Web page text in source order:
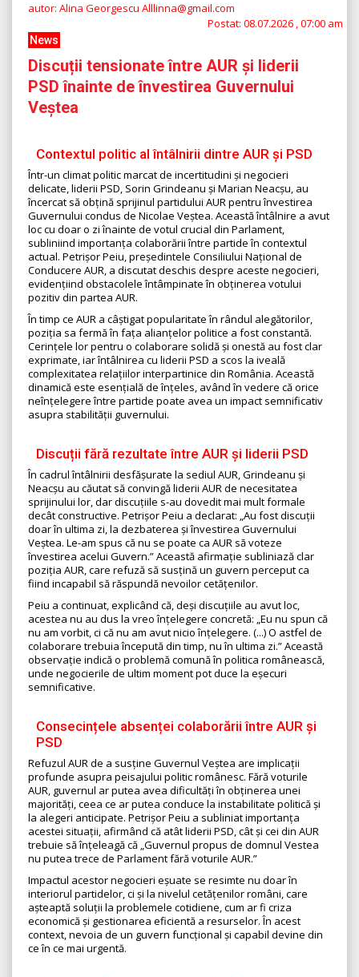
autor: Alina Georgescu Alllinna@gmail.com
Postat: 08.07.2026 , 07:00 am
News
Discuții tensionate între AUR și liderii
PSD înainte de învestirea Guvernului
Veștea
Contextul politic al întâlnirii dintre AUR și PSD
Într-un climat politic marcat de incertitudini și negocieri
delicate, liderii PSD, Sorin Grindeanu și Marian Neacșu, au
încercat să obțină sprijinul partidului AUR pentru învestirea
Guvernului condus de Nicolae Veștea. Această întâlnire a avut
loc cu doar o zi înainte de votul crucial din Parlament,
subliniind importanța colaborării între partide în contextul
actual. Petrișor Peiu, președintele Consiliului Național de
Conducere AUR, a discutat deschis despre aceste negocieri,
evidențiind obstacolele întâmpinate în obținerea votului
pozitiv din partea AUR.
În timp ce AUR a câștigat popularitate în rândul alegătorilor,
poziția sa fermă în fața alianțelor politice a fost constantă.
Cerințele lor pentru o colaborare solidă și onestă au fost clar
exprimate, iar întâlnirea cu liderii PSD a scos la iveală
complexitatea relațiilor interpartinice din România. Această
dinamică este esențială de înțeles, având în vedere că orice
neînțelegere între partide poate avea un impact semnificativ
asupra stabilității guvernului.
Discuții fără rezultate între AUR și liderii PSD
În cadrul întâlnirii desfășurate la sediul AUR, Grindeanu și
Neacșu au căutat să convingă liderii AUR de necesitatea
sprijinului lor, dar discuțiile s-au dovedit mai mult formale
decât constructive. Petrișor Peiu a declarat: „Au fost discuții
doar în ultima zi, la dezbaterea și învestirea Guvernului
Veștea. Le-am spus că nu se poate ca AUR să voteze
învestirea acelui Guvern.” Această afirmație subliniază clar
poziția AUR, care refuză să susțină un guvern perceput ca
fiind incapabil să răspundă nevoilor cetățenilor.
Peiu a continuat, explicând că, deși discuțiile au avut loc,
acestea nu au dus la vreo înțelegere concretă: „Eu nu spun că
nu am vorbit, ci că nu am avut nicio înțelegere. (...) O astfel de
colaborare trebuia începută din timp, nu în ultima zi.” Această
observație indică o problemă comună în politica românească,
unde negocierile de ultim moment pot duce la eșecuri
semnificative.
Consecințele absenței colaborării între AUR și
PSD
Refuzul AUR de a susține Guvernul Veștea are implicații
profunde asupra peisajului politic românesc. Fără voturile
AUR, guvernul ar putea avea dificultăți în obținerea unei
majorități, ceea ce ar putea conduce la instabilitate politică și
la alegeri anticipate. Petrișor Peiu a subliniat importanța
acestei situații, afirmând că atât liderii PSD, cât și cei din AUR
trebuie să înțeleagă că „Guvernul propus de domnul Vestea
nu putea trece de Parlament fără voturile AUR.”
Impactul acestor negocieri eșuate se resimte nu doar în
interiorul partidelor, ci și la nivelul cetățenilor români, care
așteaptă soluții la problemele cotidiene, cum ar fi criza
economică și gestionarea eficientă a resurselor. În acest
context, nevoia de un guvern funcțional și capabil devine din
ce în ce mai urgentă.